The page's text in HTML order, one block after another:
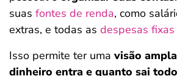
suas fontes de renda, como
extras, e todas as despesas
Isso permite ter uma visão
dinheiro entra e quanto sai